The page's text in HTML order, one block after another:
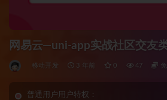
网易云—uni-app实战社区交友
移动开发 3 年前 0 47
普通用户用户特权：